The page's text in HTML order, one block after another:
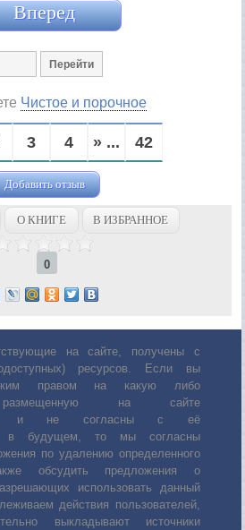
Вперед
Чистое и порочное
3 4 » ... 42
Добавить отзыв
О КНИГЕ В ИЗБРАННОЕ
0
на сайте, получены с
ресурсов. Если вы
правом на какую либо
на сайте
не согласны с её
в будущем, то мы согласны
по удалению определенного
обсудить предложения о
использовать данный
действия пользователей,
выкладывают источники